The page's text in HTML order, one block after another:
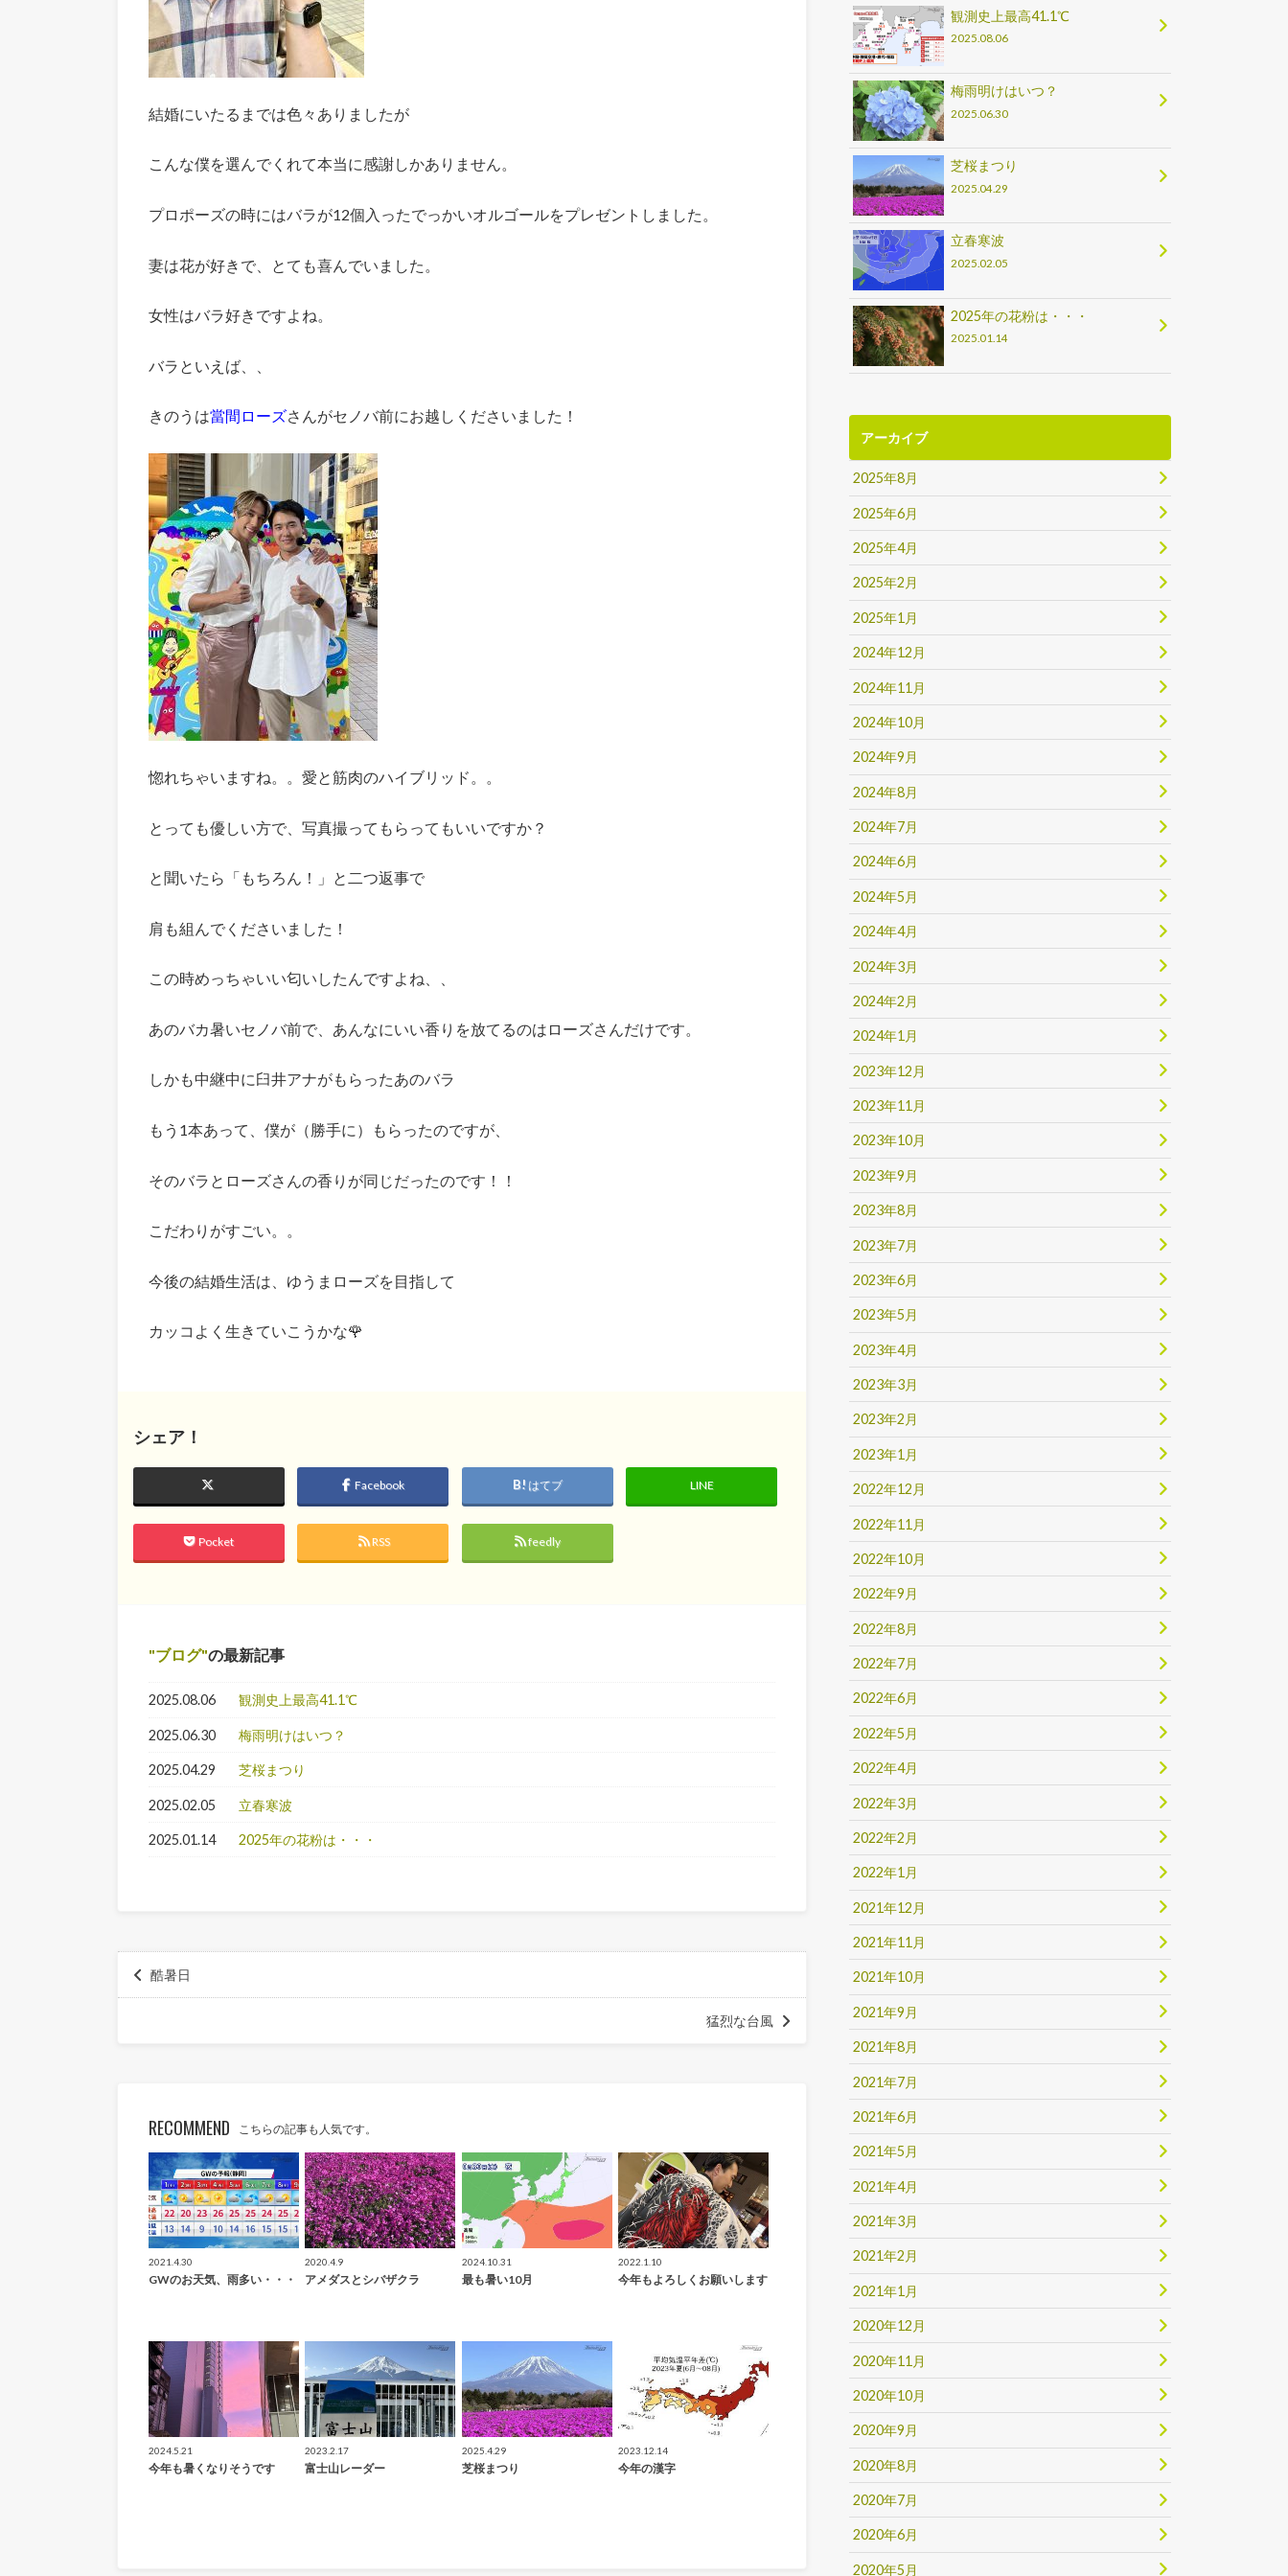
結婚にいたるまでは色々ありましたが
こんな僕を選んでくれて本当に感謝しかありません。
プロポーズの時にはバラが12個入ったでっかいオルゴールをプレゼントしました。
妻は花が好きで、とても喜んでいました。
女性はバラ好きですよね。
バラといえば、、
きのうは當間ローズさんがセノバ前にお越しくださいました！
惚れちゃいますね。。愛と筋肉のハイブリッド。。
とっても優しい方で、写真撮ってもらってもいいですか？
と聞いたら「もちろん！」と二つ返事で
肩も組んでくださいました！
この時めっちゃいい匂いしたんですよね、、
あのバカ暑いセノバ前で、あんなにいい香りを放てるのはローズさんだけです。
しかも中継中に臼井アナがもらったあのバラ
もう1本あって、僕が（勝手に）もらったのですが、
そのバラとローズさんの香りが同じだったのです！！
こだわりがすごい。。
今後の結婚生活は、ゆうまローズを目指して
カッコよく生きていこうかな🌹
シェア！
Facebook はてブ LINE
Pocket RSS feedly
ブログ の最新記事
2025.08.06 観測史上最高41.1℃
2025.06.30 梅雨明けはいつ？
2025.04.29 芝桜まつり
2025.02.05 立春寒波
2025.01.14 2025年の花粉は・・・
酷暑日
猛烈な台風
RECOMMEND こちらの記事も人気です。
2021.4.30
GWのお天気、雨多い・・・
2020.4.9
アメダスとシバザクラ
2024.10.31
最も暑い10月
2022.1.10
今年もよろしくお願いします
2024.5.21
今年も暑くなりそうです
2023.2.17
富士山レーダー
2025.4.29
芝桜まつり
2023.12.14
今年の漢字
観測史上最高41.1℃
2025.08.06
梅雨明けはいつ？
2025.06.30
芝桜まつり
2025.04.29
立春寒波
2025.02.05
2025年の花粉は・・・
2025.01.14
アーカイブ
2025年8月
2025年6月
2025年4月
2025年2月
2025年1月
2024年12月
2024年11月
2024年10月
2024年9月
2024年8月
2024年7月
2024年6月
2024年5月
2024年4月
2024年3月
2024年2月
2024年1月
2023年12月
2023年11月
2023年10月
2023年9月
2023年8月
2023年7月
2023年6月
2023年5月
2023年4月
2023年3月
2023年2月
2023年1月
2022年12月
2022年11月
2022年10月
2022年9月
2022年8月
2022年7月
2022年6月
2022年5月
2022年4月
2022年3月
2022年2月
2022年1月
2021年12月
2021年11月
2021年10月
2021年9月
2021年8月
2021年7月
2021年6月
2021年5月
2021年4月
2021年3月
2021年2月
2021年1月
2020年12月
2020年11月
2020年10月
2020年9月
2020年8月
2020年7月
2020年6月
2020年5月